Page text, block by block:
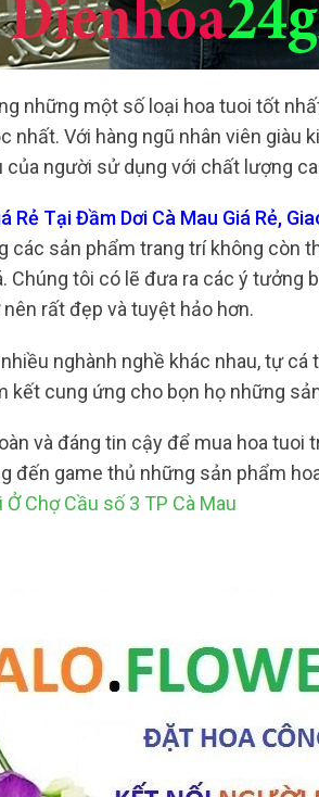
những một số loại hoa tuoi tốt
nhất. Với hàng ngũ nhân viên giàu
người sử dụng với chất lượng
Rẻ Tại Đầm Dơi Cà Mau Giá Rẻ,
các sản phẩm trang trí không còn
Chúng tôi có lẽ đưa ra các ý
rất đẹp và tuyệt hảo hơn.
nghành nghề khác nhau, tự
kết cung ứng cho bọn họ những
và đáng tin cậy để mua hoa tuoi
đến game thủ những sản phẩm
Chợ Cầu số 3 TP Cà Mau